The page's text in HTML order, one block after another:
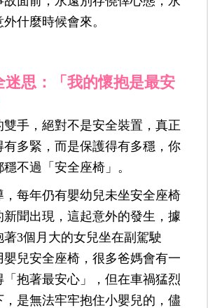
什麼時候會來。
迷思：「我的懷抱是最安
雙手，絕對不是安全裝置，真正
有多緊，而是保護得有多穩，你
不過「安全座椅」。
，每年仍有嬰幼兒未坐安全座椅
新聞出現，這起意外的發生，據
3個月大的女兒坐在副駕駛
嬰兒安全座椅，很多爸媽會有一
「抱著最安心」，但在車禍猛烈
，是無法牢牢抱住小嬰兒的，儘